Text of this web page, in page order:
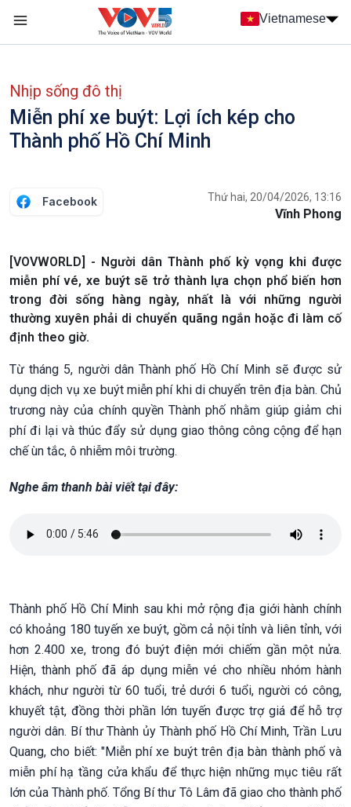
Nhảy đến nội dung
Vietnamese
Nhịp sống đô thị
Miễn phí xe buýt: Lợi ích kép cho
Thành phố Hồ Chí Minh
Facebook Thứ hai, 20/04/2026, 13:16
Vĩnh Phong
[VOVWORLD] - Người dân Thành phố kỳ vọng khi được
miễn phí vé, xe buýt sẽ trở thành lựa chọn phổ biến hơn
trong đời sống hàng ngày, nhất là với những người
thường xuyên phải di chuyển quãng ngắn hoặc đi làm cố
định theo giờ.
Từ tháng 5, người dân Thành phố Hồ Chí Minh sẽ được sử
dụng dịch vụ xe buýt miễn phí khi di chuyển trên địa bàn. Chủ
trương này của chính quyền Thành phố nhằm giúp giảm chi
phí đi lại và thúc đẩy sử dụng giao thông công cộng để hạn
chế ùn tắc, ô nhiễm môi trường.
Nghe âm thanh bài viết tại đây:
Thành phố Hồ Chí Minh sau khi mở rộng địa giới hành chính
có khoảng 180 tuyến xe buýt, gồm cả nội tỉnh và liên tỉnh, với
hơn 2.400 xe, trong đó buýt điện mới chiếm gần một nửa.
Hiện, thành phố đã áp dụng miễn vé cho nhiều nhóm hành
khách, như người từ 60 tuổi, trẻ dưới 6 tuổi, người có công,
khuyết tật, đồng thời phần lớn tuyến được trợ giá để hỗ trợ
người dân. Bí thư Thành ủy Thành phố Hồ Chí Minh, Trần Lưu
Quang, cho biết: "Miễn phí xe buýt trên địa bàn thành phố và
miễn phí hạ tầng cửa khẩu để thực hiện những mục tiêu rất
lớn của Thành phố. Tổng Bí thư Tô Lâm đã giao cho thành phố